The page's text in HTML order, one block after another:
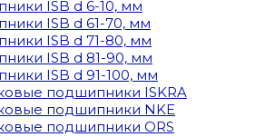
ISB d 6-10, мм
ISB d 61-70, мм
ISB d 71-80, мм
ISB d 81-90, мм
ISB d 91-100, мм
подшипники ISKRA
подшипники NKE
подшипники ORS